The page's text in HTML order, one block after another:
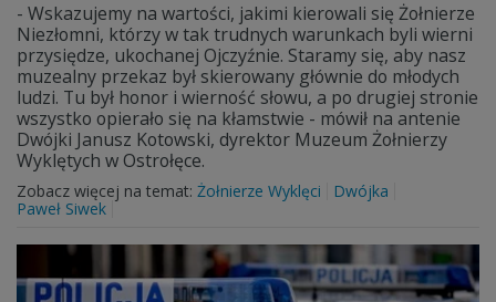
- Wskazujemy na wartości, jakimi kierowali się Żołnierze
Niezłomni, którzy w tak trudnych warunkach byli wierni
przysiędze, ukochanej Ojczyźnie. Staramy się, aby nasz
muzealny przekaz był skierowany głównie do młodych
ludzi. Tu był honor i wierność słowu, a po drugiej stronie
wszystko opierało się na kłamstwie - mówił na antenie
Dwójki Janusz Kotowski, dyrektor Muzeum Żołnierzy
Wyklętych w Ostrołęce.
Zobacz więcej na temat: Żołnierze Wyklęci
Dwójka
Paweł Siwek